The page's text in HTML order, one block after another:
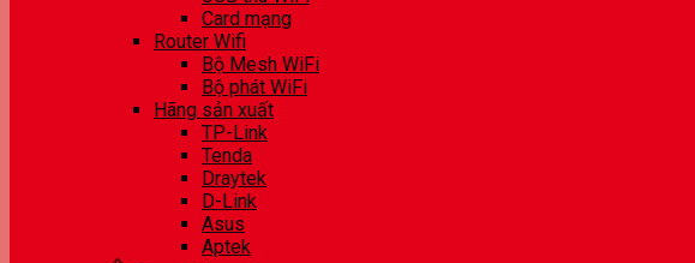
Card mạng
Router Wifi
Bộ Mesh WiFi
Bộ phát WiFi
Hãng sản xuất
TP-Link
Tenda
Draytek
D-Link
Asus
Aptek